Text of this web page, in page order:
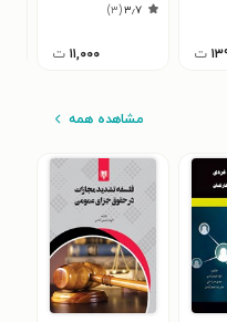
ت
۳٫۷(۳)
۱۱,۰۰۰ ت
مشاهده همه